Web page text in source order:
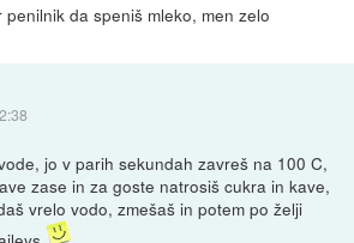
da speniš mleko, men zelo
jo v parih sekundah zavreš na 100 C,
zase in za goste natrosiš cukra in kave,
vrelo vodo, zmešaš in potem po želji